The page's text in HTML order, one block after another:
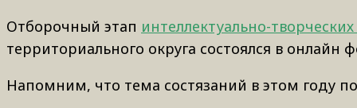
Отборочный этап интеллектуально-
территориального округа состоялся в онлайн
Напомним, что тема состязаний в этом году